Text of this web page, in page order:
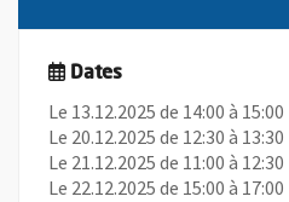
Dates
Le 13.12.2025 de 14:00 à 15:00
Le 20.12.2025 de 12:30 à 13:30
Le 21.12.2025 de 11:00 à 12:30
Le 22.12.2025 de 15:00 à 17:00